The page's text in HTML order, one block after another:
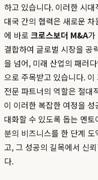
하고 있습니다. 이러한 시
대국 간의 협력은 새로운
에 바로 크로스보더 M&A가
결합하여 글로벌 시장을 공
을 넘어, 미래 산업의 패러
으로 주목받고 있습니다.
전문 파트너의 역할은 절대
이 이러한 복잡한 여정을
대화할 수 있도록 돕는 멘
분의 비즈니스를 한 단계
고, 그 성공의 길목에서 신
다.